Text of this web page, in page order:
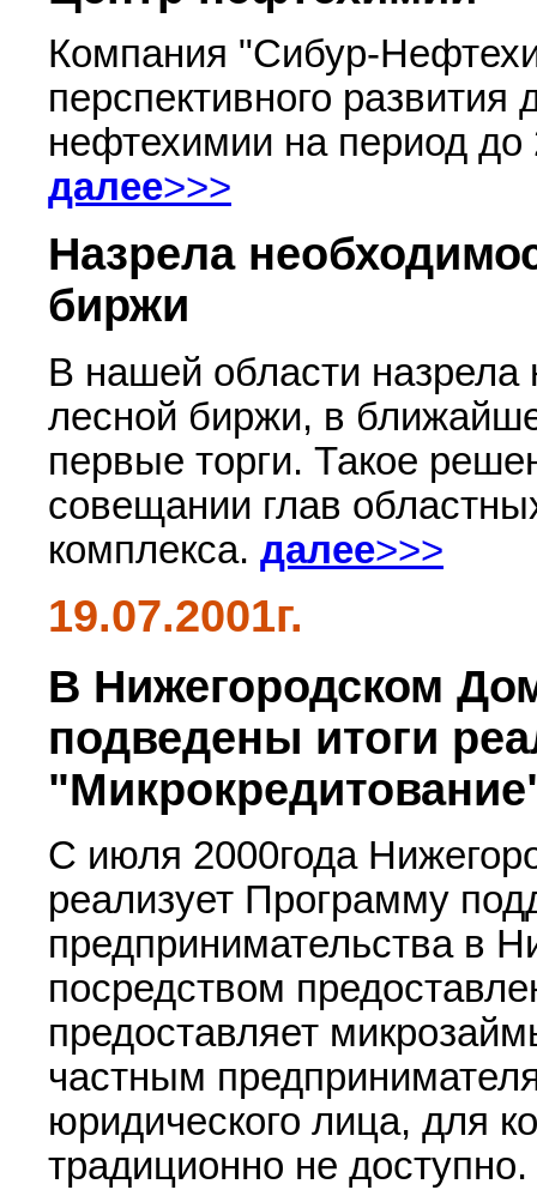
Компания "Сибур-
перспективного развития
нефтехимии на период до
далее>>>
Назрела
биржи
В нашей области назрела
лесной биржи, в
первые торги. Такое
совещании глав
комплекса. далее>>>
19.07.2001г.
В Нижегородском
подведены итоги
С июля 2000года
реализует Программу
предпринимательства в
посредством
предоставляет
частным
юридического лица, для
традиционно не доступно.